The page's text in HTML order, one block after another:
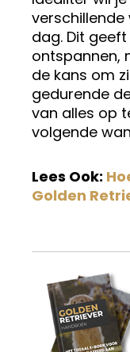
dag. Dit
ontspannen,
de kans om
gedurende
van alles op
volgende
Lees Ook:
Golden